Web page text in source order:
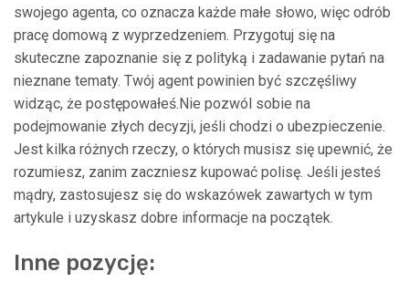
swojego agenta, co oznacza każde małe słowo, więc odrób
pracę domową z wyprzedzeniem. Przygotuj się na
skuteczne zapoznanie się z polityką i zadawanie pytań na
nieznane tematy. Twój agent powinien być szczęśliwy
widząc, że postępowałeś.Nie pozwól sobie na
podejmowanie złych decyzji, jeśli chodzi o ubezpieczenie.
Jest kilka różnych rzeczy, o których musisz się upewnić, że
rozumiesz, zanim zaczniesz kupować polisę. Jeśli jesteś
mądry, zastosujesz się do wskazówek zawartych w tym
artykule i uzyskasz dobre informacje na początek.
Inne pozycję: